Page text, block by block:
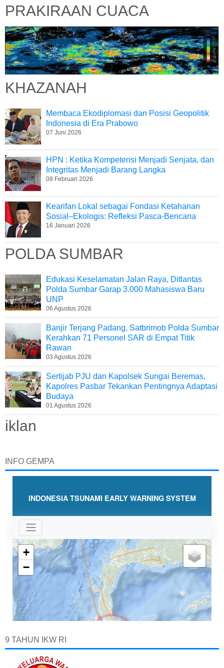
PRAKIRAAN CUACA
KHAZANAH
Membaca Ekodiplomasi dan Posisi Geopolitik
Indonesia di Era Prabowo
07 Juni 2026
HPN : Ketika Kompetensi Menjadi Senjata, dan
Integritas Menjadi Barang Langka
09 Februari 2026
Kearifan Lokal sebagai Fondasi Ketahanan
Sosial–Ekologis: Refleksi Pasca-Bencana
16 Januari 2026
POLDA SUMBAR
Edukasi Keselamatan Jalan Raya, Ditlantas
Polda Sumbar Garap 3.000 Mahasiswa Baru
UNP
06 Agustus 2026
Banjir Terjang Padang, Satbrimob Polda Sumbar
Kerahkan 71 Personel SAR di Empat Titik
Rawan
03 Agustus 2026
Sertijab PJU dan Kapolsek Sungai Beremas,
Kapolres Pasbar Tekankan Pentingnya Adaptasi
Budaya
01 Agustus 2026
iklan
INFO GEMPA
9 TAHUN IKW RI